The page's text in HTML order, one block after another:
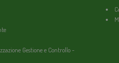
Gestione e Controllo -